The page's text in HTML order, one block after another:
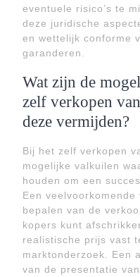
eventuele risico’s te
deze juridische
en wettelijk conforme
garanderen.
Wat zijn de
zelf verkopen
deze vermijden?
Bij het zelf verkopen
mogelijke valkuilen
houden om een
Een
bepalen van de
kopers kunt
realistische prijs vast
marktonderzoek. Een
van de presentatie